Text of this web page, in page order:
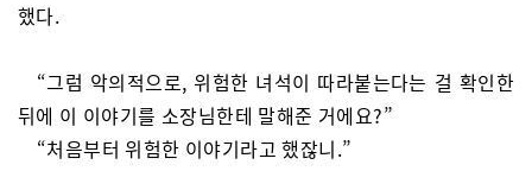
했다.
“그럼 악의적으로, 위험한 녀석이 따라붙는다는 걸 확인한
뒤에 이 이야기를 소장님한테 말해준 거에요?”
“처음부터 위험한 이야기라고 했잖니.”